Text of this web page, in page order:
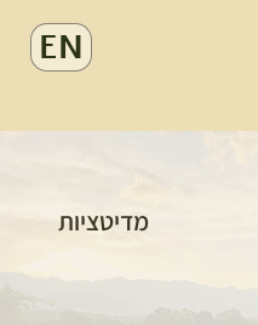
EN
מדיטציות